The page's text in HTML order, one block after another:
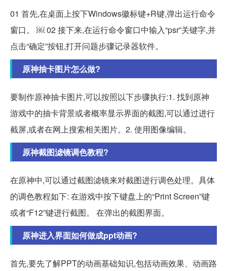
01 首先,在桌面上按下Windows徽标键+R键,弹出运行命令
窗口。 ￼ 02 接下来,在运行命令窗口中输入“psr”关键字,并
点击“确定”按钮,打开问题步骤记录器软件。
原神抽卡图片怎么做?
要制作原神抽卡图片,可以按照以下步骤执行:1. 找到原神
游戏中的抽卡背景或者概率显示界面的截图,可以通过进行
截屏,或者在网上搜索相关图片。2. 使用图像编辑。
原神截图滤镜调色教程?
在原神中,可以通过截图滤镜来对截图进行调色处理。具体
的调色教程如下: 在游戏中按下键盘上的“Print Screen”键
或者“F12”键进行截图。 在弹出的截图界面。
原神进入界面如何做成ppt动画?
首先,要先了解PPT的动画基础知识,包括动画效果、动画路